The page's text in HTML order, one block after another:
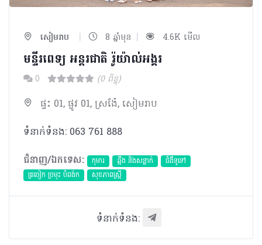
សៀមរាប | 8 ឆ្នាំមុន | 4.6K មើល
មន្ទីរពេទ្យ អន្តរជាតិ រ៉ូយ៉ាល់អង្គរ
0 (0 ពិន្ទុ)
ផ្ទះ 01, ផ្លូវ 01, ស្រង៉ែ, សៀមរាប
ទំនាក់ទំនង: 063 761 888
ជំនាញ/ឯកទេស:
កុមារ ឆ្អឹង និងសន្លាក់
ជំងឺទូទៅ
ត្រចៀក ច្រមុះ បំពង់ក
សុខភាពស្រ្តី
ទំនាក់ទំនង: